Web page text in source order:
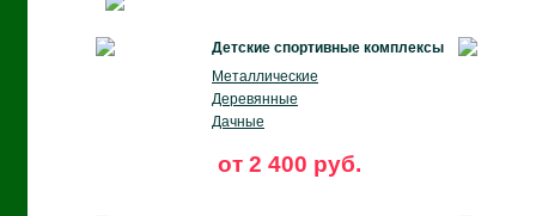
Детские спортивные комплексы
Металлические
Деревянные
Дачные
от 2 400 руб.